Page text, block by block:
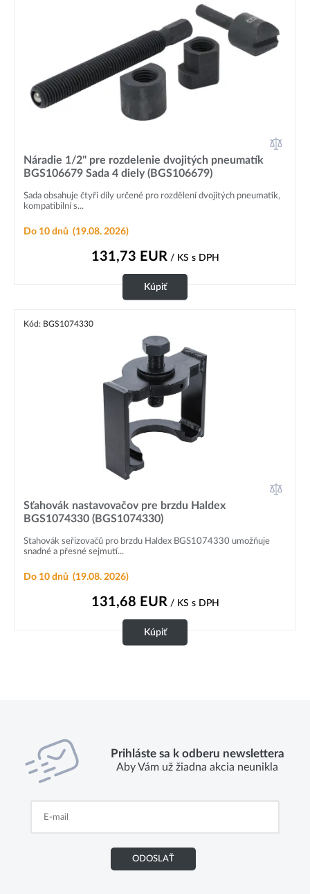
Náradie 1/2" pre rozdelenie dvojitých pneumatík
BGS106679 Sada 4 diely (BGS106679)
Sada obsahuje čtyři díly určené pro rozdělení dvojitých pneumatik,
kompatibilní s...
Do 10 dnů (19.08. 2026)
131,73 EUR/ KS s DPH
Kúpiť
Kód: BGS1074330
Sťahovák nastavovačov pre brzdu Haldex
BGS1074330 (BGS1074330)
Stahovák seřizovačů pro brzdu Haldex BGS1074330 umožňuje
snadné a přesné sejmutí...
Do 10 dnů (19.08. 2026)
131,68 EUR/ KS s DPH
Kúpiť
Prihláste sa k odberu newslettera
Aby Vám už žiadna akcia neunikla
ODOSLAŤ